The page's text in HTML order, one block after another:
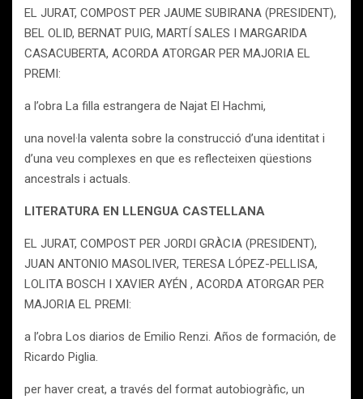
EL JURAT, COMPOST PER JAUME SUBIRANA (PRESIDENT),
BEL OLID, BERNAT PUIG, MARTÍ SALES I MARGARIDA
CASACUBERTA, ACORDA ATORGAR PER MAJORIA EL
PREMI:
a l’obra La filla estrangera de Najat El Hachmi,
una novel·la valenta sobre la construcció d’una identitat i
d’una veu complexes en que es reflecteixen qüestions
ancestrals i actuals.
LITERATURA EN LLENGUA CASTELLANA
EL JURAT, COMPOST PER JORDI GRÀCIA (PRESIDENT),
JUAN ANTONIO MASOLIVER, TERESA LÓPEZ-PELLISA,
LOLITA BOSCH I XAVIER AYÉN , ACORDA ATORGAR PER
MAJORIA EL PREMI:
a l’obra Los diarios de Emilio Renzi. Años de formación, de
Ricardo Piglia.
per haver creat, a través del format autobiogràfic, un